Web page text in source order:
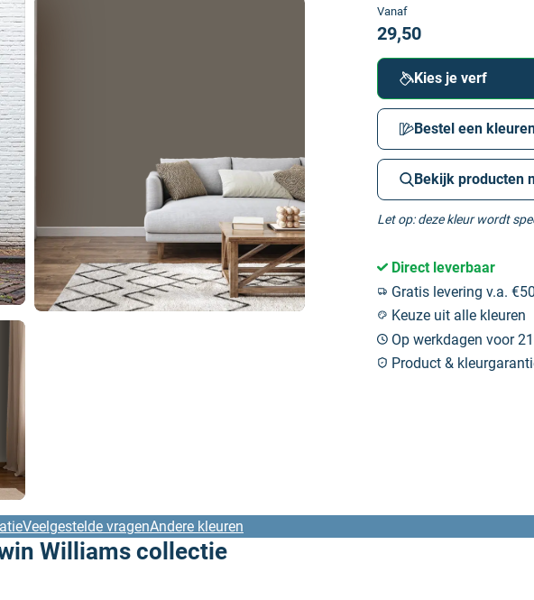
Vanaf
29,50
Kies je verf
Bestel een
Bekijk producten
Let op: deze kleur wordt
Direct leverbaar
Gratis levering v.a.
Keuze uit alle kleuren
Op werkdagen voor
Product &
Veelgestelde vragenAndere kleuren
Williams collectie